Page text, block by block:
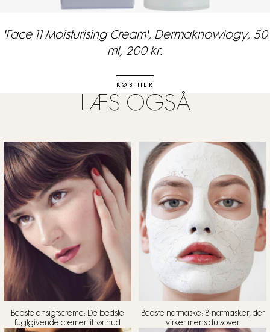
'Face 11 Moisturising Cream', Dermaknowlogy, 50
ml, 200 kr.
KØB HER
LÆS OGSÅ
Bedste ansigtscreme: De bedste
fugtgivende cremer til tør hud
Bedste natmaske: 8 natmasker, der
virker mens du sover